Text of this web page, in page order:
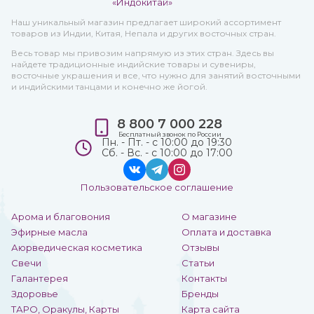
Наш уникальный магазин предлагает широкий ассортимент
товаров из Индии, Китая, Непала и других восточных стран.
Весь товар мы привозим напрямую из этих стран. Здесь вы
найдете традиционные индийские товары и сувениры,
восточные украшения и все, что нужно для занятий восточными
и индийскими танцами и конечно же йогой.
Арома и благовония
Эфирные масла
Аюрведическая косметика
Свечи
Галантерея
Здоровье
ТАРО, Оракулы, Карты
О магазине
Оплата и доставка
Отзывы
Статьи
Контакты
Бренды
Карта сайта
8 800 7 000 228
Бесплатный звонок по России
Пн. - Пт. - с 10:00 до 19:30
Сб. - Вс. - с 10:00 до 17:00
Пользовательское соглашение